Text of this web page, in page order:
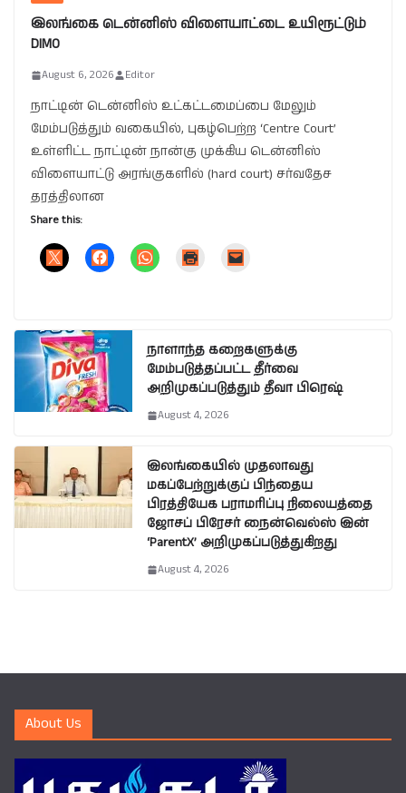
இலங்கை டென்னிஸ் விளையாட்டை உயிரூட்டும்
DIMO
August 6, 2026 Editor
நாட்டின் டென்னிஸ் உட்கட்டமைப்பை மேலும்
மேம்படுத்தும் வகையில், புகழ்பெற்ற ‘Centre Court’
உள்ளிட்ட நாட்டின் நான்கு முக்கிய டென்னிஸ்
விளையாட்டு அரங்குகளில் (hard court) சர்வதேச
தரத்திலான
Share this:
நாளாந்த கறைகளுக்கு
மேம்படுத்தப்பட்ட தீர்வை
அறிமுகப்படுத்தும் தீவா பிரெஷ்
August 4, 2026
இலங்கையில் முதலாவது
மகப்பேற்றுக்குப் பிந்தைய
பிரத்தியேக பராமரிப்பு நிலையத்தை
ஜோசப் பிரேசர் நைன்வெல்ஸ் இன்
‘ParentX’ அறிமுகப்படுத்துகிறது
August 4, 2026
About Us